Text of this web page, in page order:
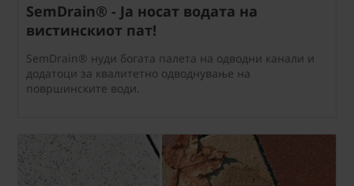
SemDrain® - Ја носат водата на
вистинскиот пат!
SemDrain® нуди богата палета на одводни канали и
додатоци за квалитетно одводнување на
површинските води.